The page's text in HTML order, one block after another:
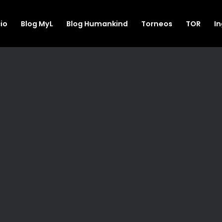
Blog MyL Blog Humankind Torneos TOR